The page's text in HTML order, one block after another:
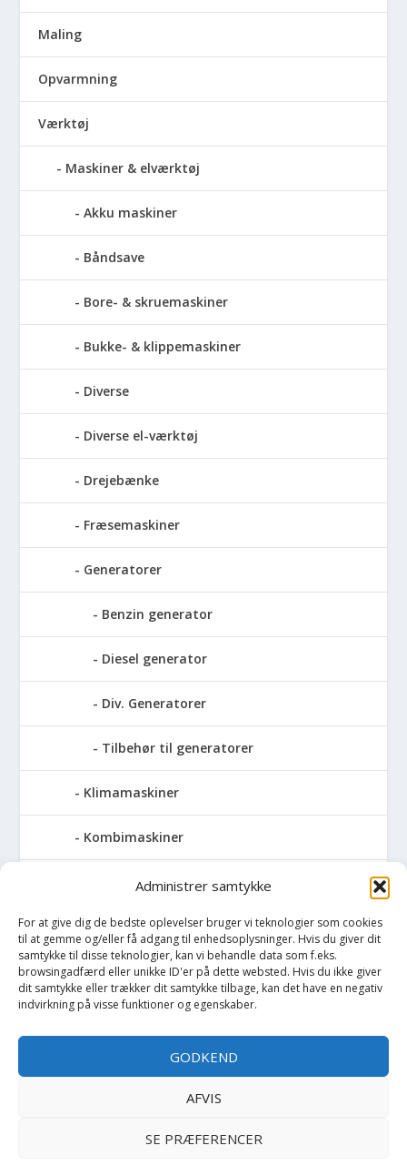
Administrer samtykke
For at give dig de bedste oplevelser bruger vi teknologier som cookies
til at gemme og/eller få adgang til enhedsoplysninger. Hvis du giver dit
samtykke til disse teknologier, kan vi behandle data som f.eks.
browsingadfærd eller unikke ID'er på dette websted. Hvis du ikke giver
dit samtykke eller trækker dit samtykke tilbage, kan det have en negativ
indvirkning på visse funktioner og egenskaber.
GODKEND
AFVIS
SE PRÆFERENCER
Maling
Opvarmning
Værktøj
Maskiner & elværktøj
Akku maskiner
Båndsave
Bore- & skruemaskiner
Bukke- & klippemaskiner
Diverse
Diverse el-værktøj
Drejebænke
Fræsemaskiner
Generatorer
Benzin generator
Diesel generator
Div. Generatorer
Tilbehør til generatorer
Klimamaskiner
Kombimaskiner
Kompressor
Pressemaskiner
Save
Søjlebore- & bænkboremaskiner